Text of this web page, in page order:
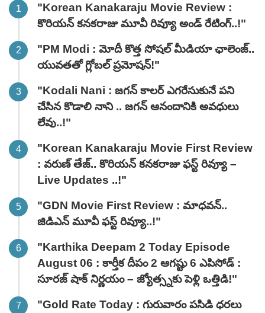
"Korean Kanakaraju Movie Review :
కొరియన్ కనకరాజు మూవీ రివ్యూ అండ్ రేటింగ్‌..!"
"PM Modi : మోదీ కొత్త సోషల్ మీడియా ఛాలెంజ్..
యువతతో గ్లోబల్ ప్రమోషన్!"
"Kodali Nani : జగన్ కాలర్ ఎగరేసుకునే పని
చేసిన కొడాలి నాని .. జగన్ ఆనందానికి అవధులు
లేవు..!"
"Korean Kanakaraju Movie First Review
: వరుణ్ తేజ్.. కొరియన్ కనకరాజు ఫస్ట్ రివ్యూ –
Live Updates ..!"
"GDN Movie First Review : మాధవన్..
జిడిఎన్ మూవీ ఫ‌స్ట్ రివ్యూ..!"
"Karthika Deepam 2 Today Episode
August 06 : కార్తీక దీపం 2 ఆగష్టు 6 ఎపిసోడ్ :
సూరజ్ షాక్ నిర్ణయం – జ్యోత్స్నకు పెళ్లి ఒత్తిడి!"
"Gold Rate Today : గురువారం పసిడి ధరలు